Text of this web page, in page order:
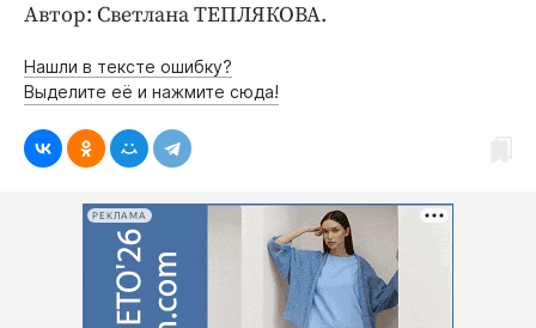
Автор: Светлана ТЕПЛЯКОВА.
Нашли в тексте ошибку?
Выделите её и нажмите сюда!
РЕКЛАМА